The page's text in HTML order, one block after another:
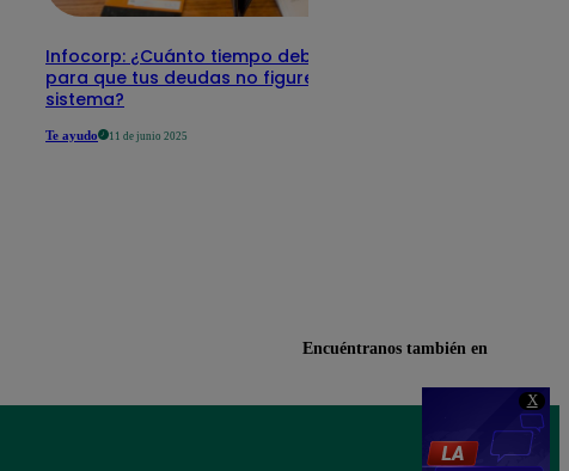
X
Infocorp: ¿Cuánto tiempo debe pasar
para que tus deudas no figuren en su
sistema?
Te ayudo 11 de junio 2025
Encuéntranos también en